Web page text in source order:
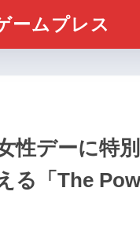
ームプレス
性デーに特
る「The